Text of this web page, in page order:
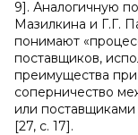
9]. Аналогичную
Мазилкина и Г.Г.
понимают
поставщиков,
преимущества
соперничество
или поставщиками
[27, c. 17].